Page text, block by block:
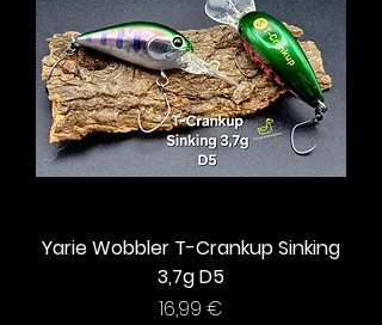
Yarie Wobbler T-Crankup Sinking
3,7g D5
Preis
16,99 €